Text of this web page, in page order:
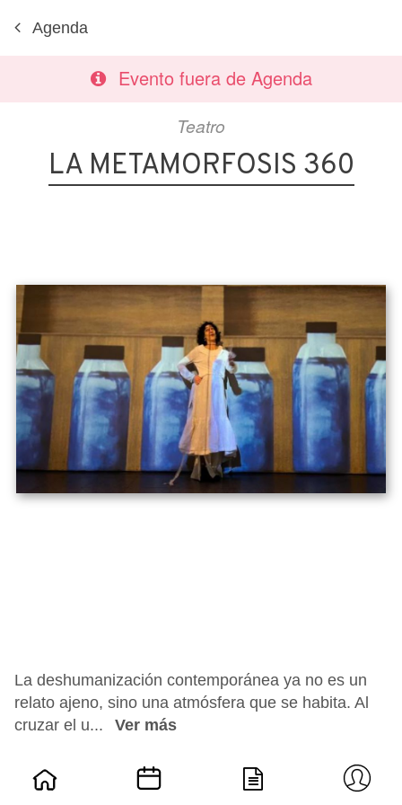
Agenda
Evento fuera de Agenda
Teatro
LA METAMORFOSIS 360
La deshumanización contemporánea ya no es un
relato ajeno, sino una atmósfera que se habita. Al
cruzar el u...
Ver más